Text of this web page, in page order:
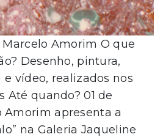
Amorim O que
Desenho, pintura,
vídeo, realizados nos
Até quando? 01 de
Amorim apresenta a
na Galeria Jaqueline